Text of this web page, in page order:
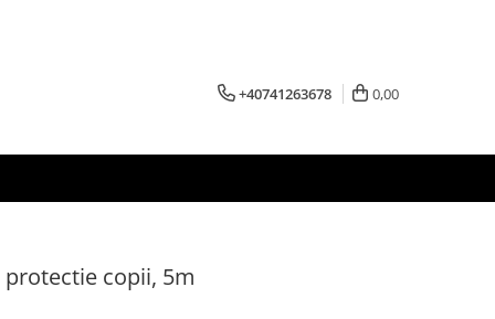
+40741263678 0,00
copii, 5m